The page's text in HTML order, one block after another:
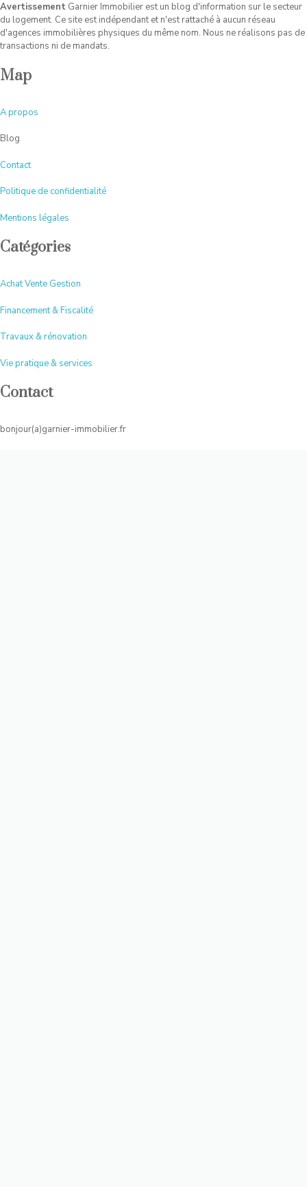
Avertissement Garnier Immobilier est un blog d'information sur le secteur
du logement. Ce site est indépendant et n'est rattaché à aucun réseau
d'agences immobilières physiques du même nom. Nous ne réalisons pas de
transactions ni de mandats.
Map
Apropos
Blog
Contact
Politique de confidentialité
Mentions légales
Catégories
Achat Vente Gestion
Financement & Fiscalité
Travaux & rénovation
Vie pratique & services
Contact
bonjour(a)garnier-immobilier.fr